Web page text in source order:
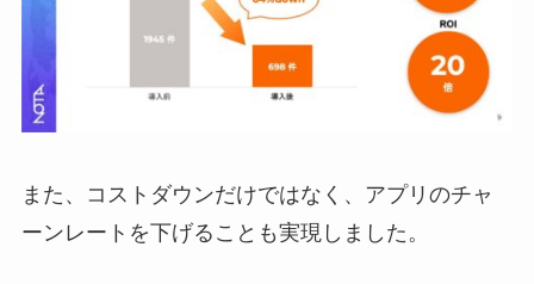
また、コストダウンだけではなく、アプリのチャ
ーンレートを下げることも実現しました。